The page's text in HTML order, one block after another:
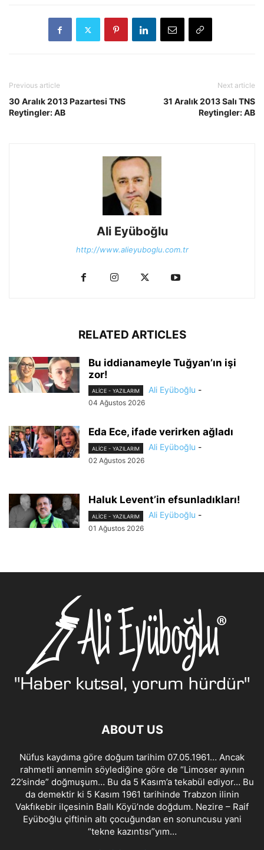
Previous article
30 Aralık 2013 Pazartesi TNS
Reytingler: AB
Next article
31 Aralık 2013 Salı TNS
Reytingler: AB
Ali Eyüboğlu
http://www.alieyuboglu.com.tr
RELATED ARTICLES
Bu iddianameyle Tuğyan’ın işi
zor!
ALİCE - YAZILARIM Ali Eyüboğlu -
04 Ağustos 2026
Eda Ece, ifade verirken ağladı
ALİCE - YAZILARIM Ali Eyüboğlu -
02 Ağustos 2026
Haluk Levent’in efsunladıkları!
ALİCE - YAZILARIM Ali Eyüboğlu -
01 Ağustos 2026
ABOUT US
Nüfus kaydıma göre doğum tarihim 07.05.1961… Ancak
rahmetli annemin söylediğine göre de “Limoser ayının
22’sinde” doğmuşum… Bu da 5 Kasım’a tekabül ediyor… Bu
da demektir ki 5 Kasım 1961 tarihinde Trabzon ilinin
Vakfıkebir ilçesinin Ballı Köyü’nde doğdum. Nezire – Raif
Eyüboğlu çiftinin altı çocuğundan en sonuncusu yani
“tekne kazıntısı”yım…